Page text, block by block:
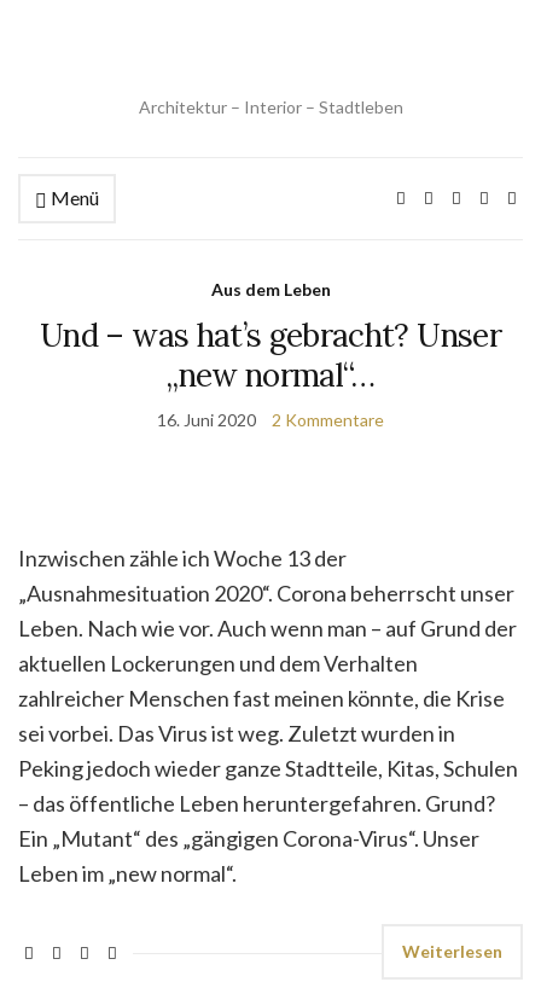
Architektur – Interior – Stadtleben
Menü
Aus dem Leben
Und – was hat’s gebracht? Unser
„new normal“…
16. Juni 2020 2 Kommentare
Inzwischen zähle ich Woche 13 der
„Ausnahmesituation 2020“. Corona beherrscht unser
Leben. Nach wie vor. Auch wenn man – auf Grund der
aktuellen Lockerungen und dem Verhalten
zahlreicher Menschen fast meinen könnte, die Krise
sei vorbei. Das Virus ist weg. Zuletzt wurden in
Peking jedoch wieder ganze Stadtteile, Kitas, Schulen
– das öffentliche Leben heruntergefahren. Grund?
Ein „Mutant“ des „gängigen Corona-Virus“. Unser
Leben im „new normal“.
Weiterlesen